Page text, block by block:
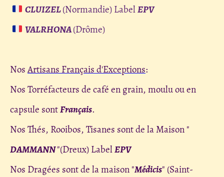
CLUIZEL(Normandie) LabelEPV
VALRHONA(Drôme)
NosArtisans Français d'Exceptions:
Nos Torréfacteurs de café en grain, moulu ou en
capsule sontFrançais.
Nos Thés, Rooibos, Tisanes sont de la Maison "
DAMMANN"(Dreux) LabelEPV
Nos Dragées sont de la maison "Médicis" (Saint-